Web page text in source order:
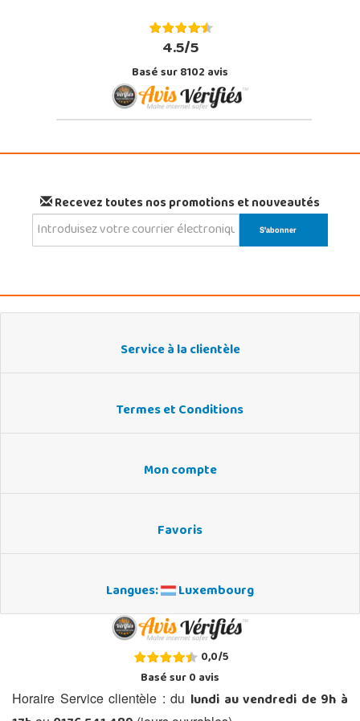
4.5/5
Basé sur 8102 avis
Recevez toutes nos promotions et nouveautés
Service à la clientèle
Termes et Conditions
Mon compte
Favoris
Langues: Luxembourg
0,0/5
Basé sur0avis
Horaire Service clientèle : du lundi au vendredi de 9h à